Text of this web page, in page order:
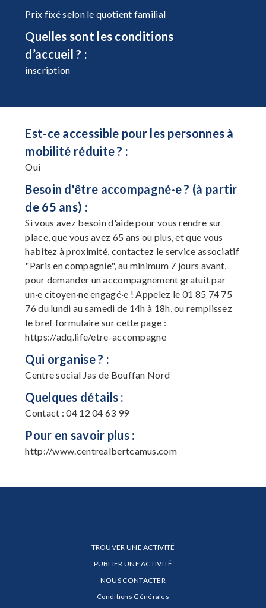
Prix fixé selon le quotient familial
Quelles sont les conditions
d’accueil ? :
inscription
Est-ce accessible pour les personnes à
mobilité réduite ? :
Oui
Besoin d'être accompagné·e ? (à partir
de 65 ans) :
Si vous avez besoin d'aide pour vous rendre sur
place, que vous avez 65 ans ou plus, et que vous
habitez à proximité, contactez le service associatif
"Paris en compagnie", au minimum 7 jours avant,
pour demander un accompagnement gratuit par
un·e citoyen·ne engagé·e ! Appelez le 01 85 74 75
76 du lundi au samedi de 14h à 18h, ou remplissez
le bref formulaire sur cette page :
https://adq.life/etre-accompagne
Qui organise ? :
Centre social Jas de Bouffan Nord
Quelques détails :
Contact : 04 12 04 63 99
Pour en savoir plus :
http://www.centrealbertcamus.com
TROUVER UNE ACTIVITÉ
PUBLIER UNE ACTIVITÉ
NOUS CONTACTER
Conditions Générales